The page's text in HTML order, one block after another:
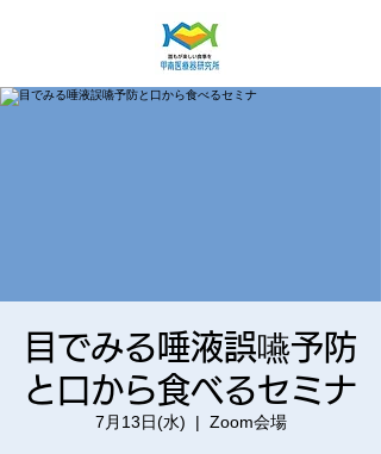
目でみる唾液誤嚥予防
と口から食べるセミナ
7月13日(水)
  |
Zoom会場